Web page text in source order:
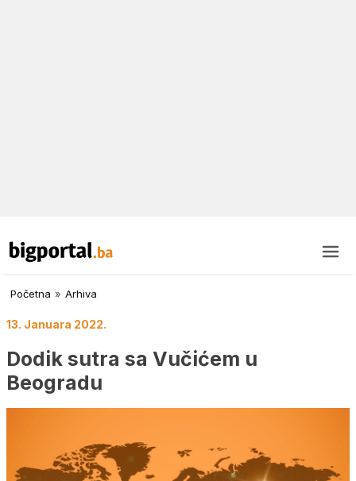
Početna » Arhiva
13. Januara 2022.
Dodik sutra sa Vučićem u
Beogradu